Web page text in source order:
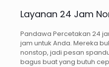
Layanan 24 Jam
Pandawa Percetakan 24
jam untuk Anda. Mereka
nonstop, jadi pesan
bagus buat yang butuh